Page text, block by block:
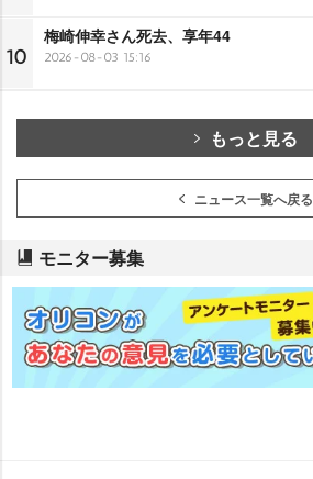
10
梅崎伸幸さん死去、享年44
2026-08-03 15:16
もっと見る
ニュース一覧へ戻る
モニター募集